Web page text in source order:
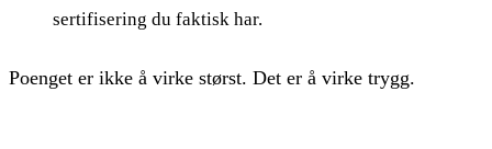
sertifisering du faktisk har.
Poenget er ikke å virke størst. Det er å virke trygg.